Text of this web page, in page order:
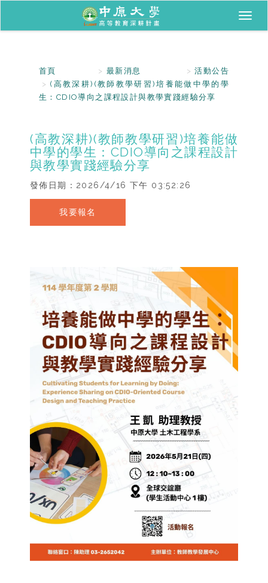
首頁 最新消息
活動公告
(高教深耕)(教師教學研習)培養能做中學的學
生：CDIO導向之課程設計與教學實踐經驗分享
(高教深耕)(教師教學研習)培養能做
中學的學生：CDIO導向之課程設計
與教學實踐經驗分享
發佈日期： 2026/4/16 下午 03:52:26
我要報名